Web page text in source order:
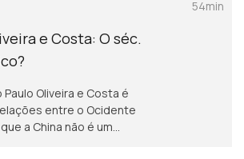
e Costa: O séc.
Oliveira e Costa é
entre o Ocidente
a China não é um
54min